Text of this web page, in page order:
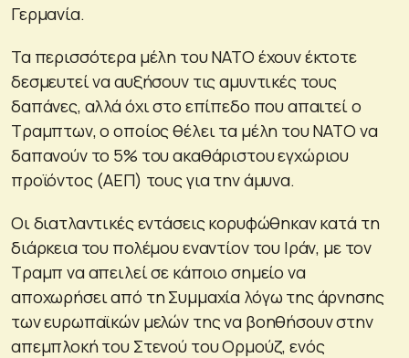
Γερμανία.
Τα περισσότερα μέλη του ΝΑΤΟ έχουν έκτοτε
δεσμευτεί να αυξήσουν τις αμυντικές τους
δαπάνες, αλλά όχι στο επίπεδο που απαιτεί ο
Τραμπτων, ο οποίος θέλει τα μέλη του ΝΑΤΟ να
δαπανούν το 5% του ακαθάριστου εγχώριου
προϊόντος (ΑΕΠ) τους για την άμυνα.
Οι διατλαντικές εντάσεις κορυφώθηκαν κατά τη
διάρκεια του πολέμου εναντίον του Ιράν, με τον
Τραμπ να απειλεί σε κάποιο σημείο να
αποχωρήσει από τη Συμμαχία λόγω της άρνησης
των ευρωπαϊκών μελών της να βοηθήσουν στην
απεμπλοκή του Στενού του Ορμούζ, ενός